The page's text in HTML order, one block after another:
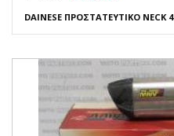
DAINESE ΠΡΟΣΤΑΤΕΥΤΙΚΟ NECK 4